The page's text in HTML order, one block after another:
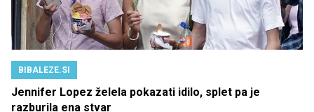
BIBALEZE.SI
Jennifer Lopez želela pokazati idilo, splet pa je
razburila ena stvar